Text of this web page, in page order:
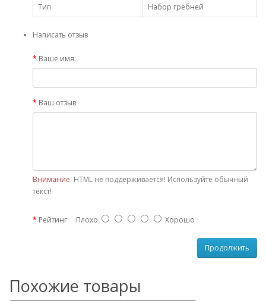
Тип
Набор гребней
Написать отзыв
Ваше имя:
Ваш отзыв
Внимание: HTML не поддерживается! Используйте обычный
текст!
Рейтинг Плохо Хорошо
Продолжить
Похожие товары